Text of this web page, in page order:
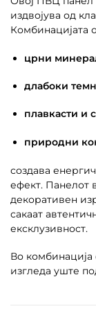
издвојува од
Комбинацијата
црни
длабоки
плавкасти и
природни
создава
ефект. Панелот
декоративен
сакаат
ексклузивност.
Во комбинација
изгледа уште